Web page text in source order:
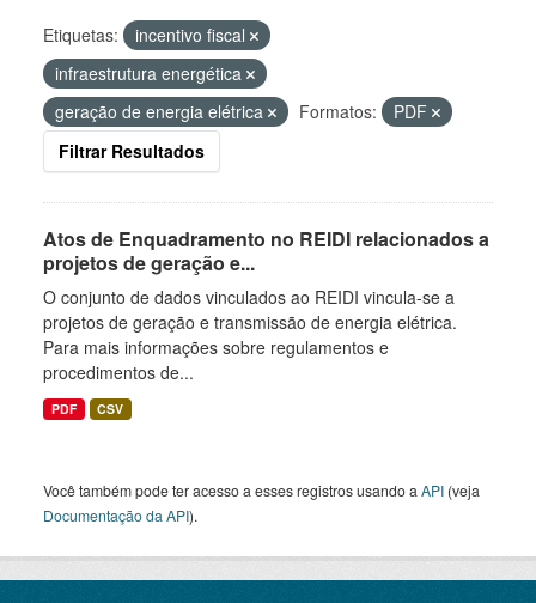
Etiquetas:
incentivo fiscal
infraestrutura energética
geração de energia elétrica
Formatos:
PDF
Filtrar Resultados
Atos de Enquadramento no REIDI relacionados a
projetos de geração e...
O conjunto de dados vinculados ao REIDI vincula-se a
projetos de geração e transmissão de energia elétrica.
Para mais informações sobre regulamentos e
procedimentos de...
PDF CSV
Você também pode ter acesso a esses registros usando a API (veja
Documentação da API).